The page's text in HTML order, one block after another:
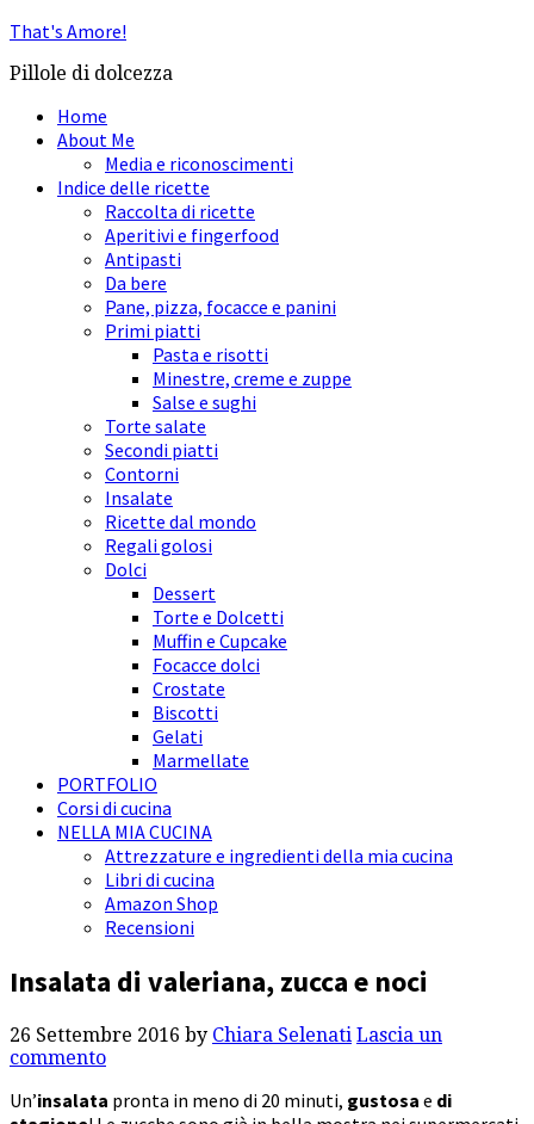
That's Amore!
Pillole di dolcezza
Home
About Me
Media e riconoscimenti
Indice delle ricette
Raccolta di ricette
Aperitivi e fingerfood
Antipasti
Da bere
Pane, pizza, focacce e panini
Primi piatti
Pasta e risotti
Minestre, creme e zuppe
Salse e sughi
Torte salate
Secondi piatti
Contorni
Insalate
Ricette dal mondo
Regali golosi
Dolci
Dessert
Torte e Dolcetti
Muffin e Cupcake
Focacce dolci
Crostate
Biscotti
Gelati
Marmellate
PORTFOLIO
Corsi di cucina
NELLA MIA CUCINA
Attrezzature e ingredienti della mia cucina
Libri di cucina
Amazon Shop
Recensioni
Insalata di valeriana, zucca e noci
26 Settembre 2016 by Chiara Selenati Lascia un
commento
Un’insalata pronta in meno di 20 minuti, gustosa e di